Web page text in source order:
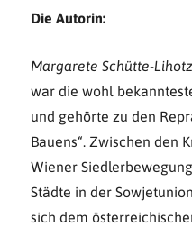
Die Autorin:
Margarete Schütte-
war die wohl
und gehörte zu den
Bauens“. Zwischen den
Wiener
Städte in der
sich dem